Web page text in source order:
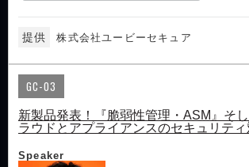
提供 株式会社ユービーセキュア
GC-03
新製品発表！『脆弱性管理・ASM』そ
ラウドとアプライアンスのセキュリテ
Speaker